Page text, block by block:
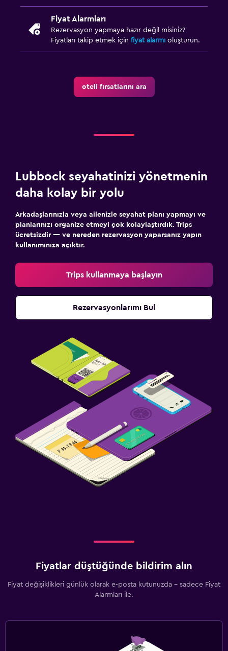
Dalma havuzu
Havuz havluları
Mini golf
Aile dostu
Bebek yatağı
Fiyat Alarmları
Rezervasyon yapmaya hazır değil misiniz?
Fiyatları takip etmek için fiyat alarmı oluşturun.
oteli fırsatlarını ara
Lubbock seyahatinizi yönetmenin
daha kolay bir yolu
Arkadaşlarınızla veya ailenizle seyahat planı yapmayı ve
planlarınızı organize etmeyi çok kolaylaştırdık. Trips
ücretsizdir — ve nereden rezervasyon yaparsanız yapın
kullanımınıza açıktır.
Trips kullanmaya başlayın
Rezervasyonlarımı Bul
Fiyatlar düştüğünde bildirim alın
Fiyat değişiklikleri günlük olarak e-posta kutunuzda - sadece Fiyat
Alarmları ile.